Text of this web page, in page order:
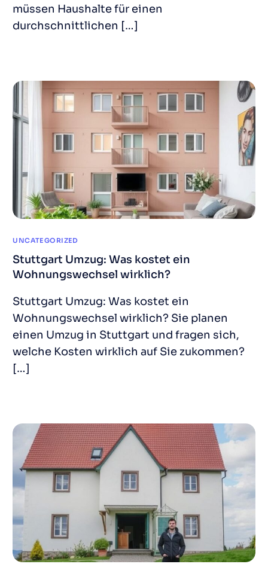
müssen Haushalte für einen
durchschnittlichen […]
UNCATEGORIZED
Stuttgart Umzug: Was kostet ein
Wohnungswechsel wirklich?
Stuttgart Umzug: Was kostet ein
Wohnungswechsel wirklich? Sie planen
einen Umzug in Stuttgart und fragen sich,
welche Kosten wirklich auf Sie zukommen?
[…]